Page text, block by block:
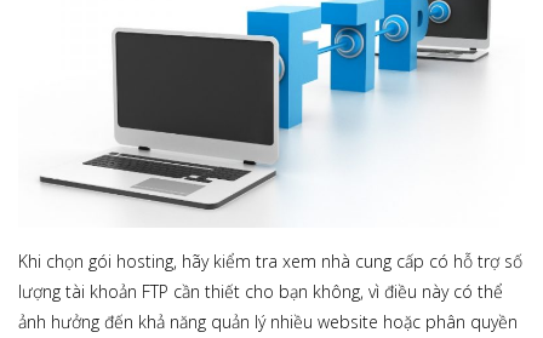
Khi chọn gói hosting, hãy kiểm tra xem nhà cung cấp có hỗ trợ số
lượng tài khoản FTP cần thiết cho bạn không, vì điều này có thể
ảnh hưởng đến khả năng quản lý nhiều website hoặc phân quyền